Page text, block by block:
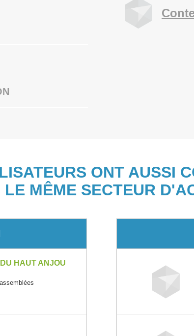
ONT AUSSI
LE MÊME SECTEUR
HAUT ANJOU